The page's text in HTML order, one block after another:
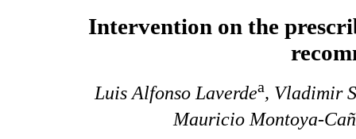
Intervention on the
Luis Alfonso Laverdea, Vladimir
Mauricio Montoya-